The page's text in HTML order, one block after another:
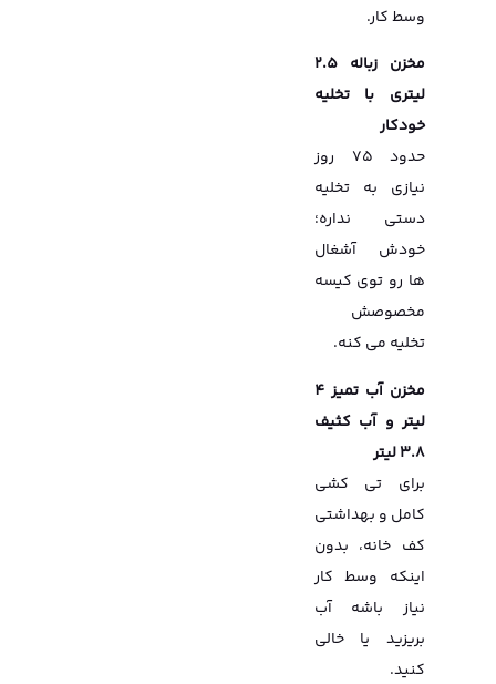
وسط کار.
مخزن زباله 2.5
لیتری با تخلیه
خودکار
حدود ۷۵ روز
نیازی به تخلیه
دستی نداره؛
خودش آشغال
ها رو توی کیسه
مخصوصش
تخلیه می کنه.
مخزن آب تمیز 4
لیتر و آب کثیف
3.8 لیتر
برای تی کشی
کامل و بهداشتی
کف خانه، بدون
اینکه وسط کار
نیاز باشه آب
بریزید یا خالی
کنید.